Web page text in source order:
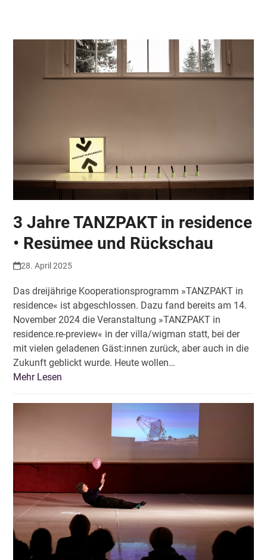
3 Jahre TANZPAKT in residence
• Resümee und Rückschau
28. April 2025
Das dreijährige Kooperationsprogramm »TANZPAKT in
residence« ist abgeschlossen. Dazu fand bereits am 14.
November 2024 die Veranstaltung »TANZPAKT in
residence.re-preview« in der villa/wigman statt, bei der
mit vielen geladenen Gäst:innen zurück, aber auch in die
Zukunft geblickt wurde. Heute wollen…
Mehr Lesen